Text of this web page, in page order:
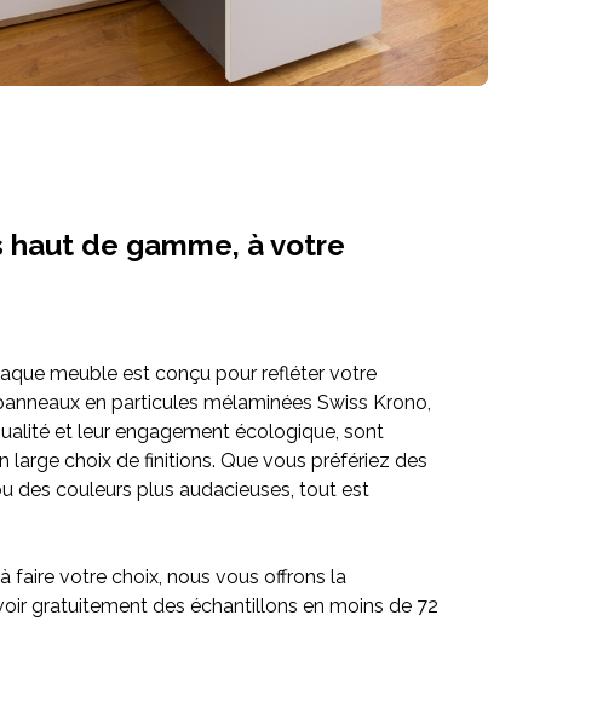
haut de gamme, à votre
meuble est conçu pour refléter votre
en particules mélaminées Swiss Krono,
et leur engagement écologique, sont
large choix de finitions. Que vous préfériez des
des couleurs plus audacieuses, tout est
faire votre choix, nous vous offrons la
gratuitement des échantillons en moins de 72